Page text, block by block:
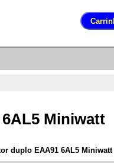
Miniwatt
duplo EAA91 6AL5 Miniwatt